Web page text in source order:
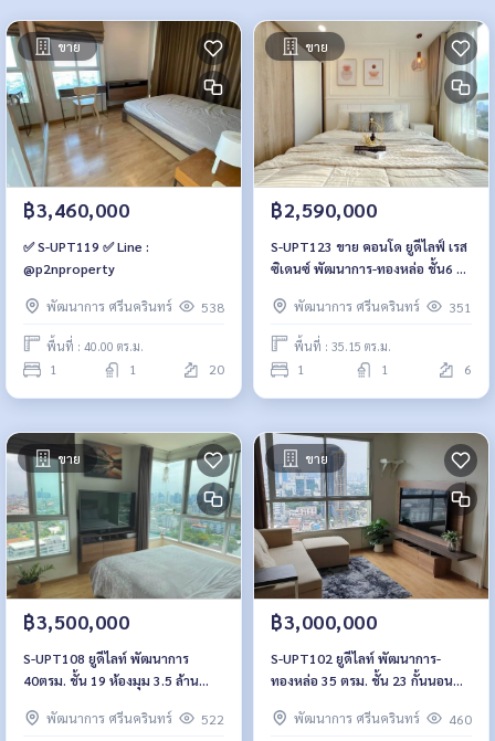
ขาย
฿3,460,000
✅ S-UPT119 ✅ Line :
@p2nproperty
พัฒนาการ ศรีนครินทร์ 538
พื้นที่ : 40.00 ตร.ม.
1 1 20
ขาย
฿2,590,000
S-UPT123 ขาย คอนโด ยูดีไลฟ์ เรส
ซิเดนซ์ พัฒนาการ-ทองหล่อ ชั้น6 วิว
ล้าน 064-959-8900
พัฒนาการ ศรีนครินทร์ 351
พื้นที่ : 35.15 ตร.ม.
1 1 6
ขาย
฿3,500,000
S-UPT108 ยูดีไลท์ พัฒนาการ
40ตรม. ชั้น 19 ห้องมุม 3.5 ล้าน
พัฒนาการ ศรีนครินทร์
522
ขาย
฿3,000,000
S-UPT102 ยูดีไลท์ พัฒนาการ-
ทองหล่อ 35 ตรม. ชั้น 23 กั้นนอน
พัฒนาการ ศรีนครินทร์
460